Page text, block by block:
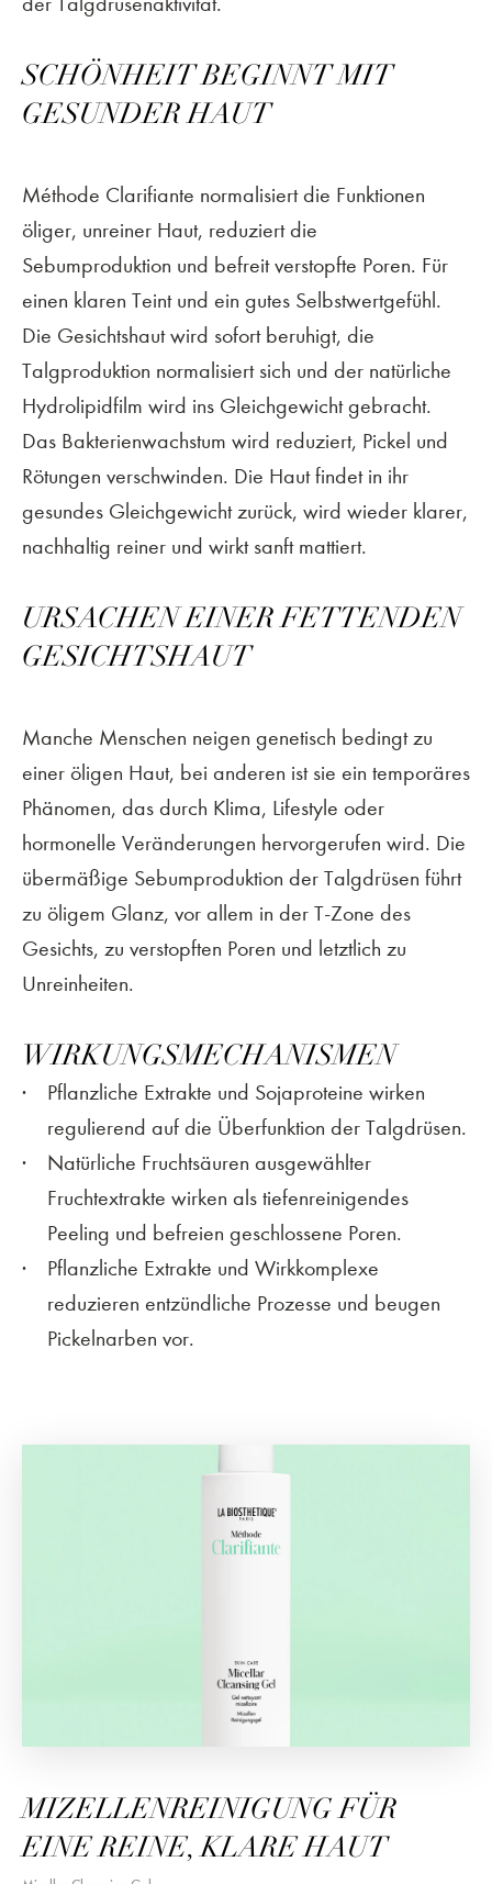
SCHÖNHEIT BEGINNT MIT
GESUNDER HAUT
Méthode Clarifiante normalisiert die Funktionen
öliger, unreiner Haut, reduziert die
Sebumproduktion und befreit verstopfte Poren. Für
einen klaren Teint und ein gutes Selbstwertgefühl.
Die Gesichtshaut wird sofort beruhigt, die
Talgproduktion normalisiert sich und der natürliche
Hydrolipidfilm wird ins Gleichgewicht gebracht.
Das Bakterienwachstum wird reduziert, Pickel und
Rötungen verschwinden. Die Haut findet in ihr
gesundes Gleichgewicht zurück, wird wieder klarer,
nachhaltig reiner und wirkt sanft mattiert.
URSACHEN EINER FETTENDEN
GESICHTSHAUT
Manche Menschen neigen genetisch bedingt zu
einer öligen Haut, bei anderen ist sie ein temporäres
Phänomen, das durch Klima, Lifestyle oder
hormonelle Veränderungen hervorgerufen wird. Die
übermäßige Sebumproduktion der Talgdrüsen führt
zu öligem Glanz, vor allem in der T-Zone des
Gesichts, zu verstopften Poren und letztlich zu
Unreinheiten.
WIRKUNGSMECHANISMEN
Pflanzliche Extrakte und Sojaproteine wirken
regulierend auf die Überfunktion der Talgdrüsen.
Natürliche Fruchtsäuren ausgewählter
Fruchtextrakte wirken als tiefenreinigendes
Peeling und befreien geschlossene Poren.
Pflanzliche Extrakte und Wirkkomplexe
reduzieren entzündliche Prozesse und beugen
Pickelnarben vor.
MIZELLENREINIGUNG FÜR
EINE REINE, KLARE HAUT